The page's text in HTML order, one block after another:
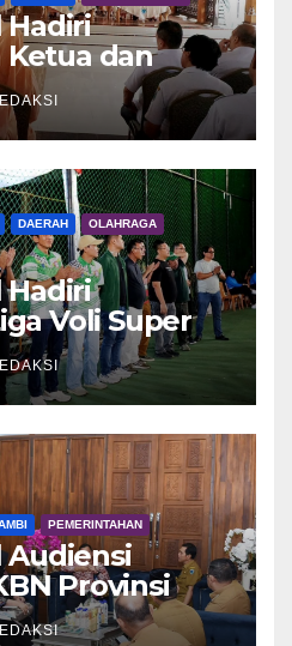
Hadiri
dan
Batang Hari
DAERAH OLAHRAGA
Hadiri
Voli Super
PEMERINTAHAN
Audiensi
Provinsi